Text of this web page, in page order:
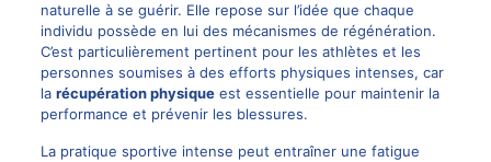
naturelle à se guérir. Elle repose sur l’idée que chaque
individu possède en lui des mécanismes de régénération.
C’est particulièrement pertinent pour les athlètes et les
personnes soumises à des efforts physiques intenses, car
la récupération physiqueest essentielle pour maintenir la
performance et prévenir les blessures.
La pratique sportive intense peut entraîner une fatigue